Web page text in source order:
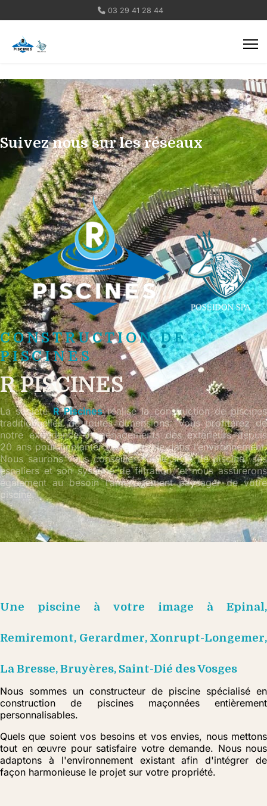
03 29 41 28 44
Suivez nous sur les réseaux
CONSTRUCTION DE
PISCINES
R PISCINES
La sociétéR Piscinesréalise la construction de piscines
traditionnelles de toutes dimensions. Vous profiterez de
notre expérience d’aménagements des extérieurs depuis
20 ans pour implanter votre piscine dans l’environnement.
Nous saurons vous conseiller sur le style de piscine, ses
escaliers et son système de filtration, et nous assurerons
également au besoin l’aménagement paysager de votre
piscine.
Une piscine à votre image à Epinal,
Remiremont, Gerardmer, Xonrupt-Longemer,
La Bresse, Bruyères, Saint-Dié des Vosges
Nous sommes un constructeur de piscine spécialisé en
construction de piscines maçonnées entièrement
personnalisables.
Quels que soient vos besoins et vos envies, nous mettons
tout en œuvre pour satisfaire votre demande. Nous nous
adaptons à l'environnement existant afin d'intégrer de
façon harmonieuse le projet sur votre propriété.